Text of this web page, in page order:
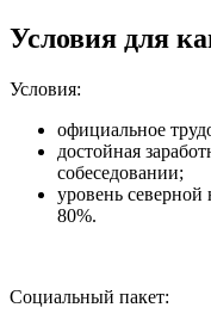
Условия для
Условия:
официальное
достойная
собеседовании;
уровень северной
80%.
Социальный пакет: